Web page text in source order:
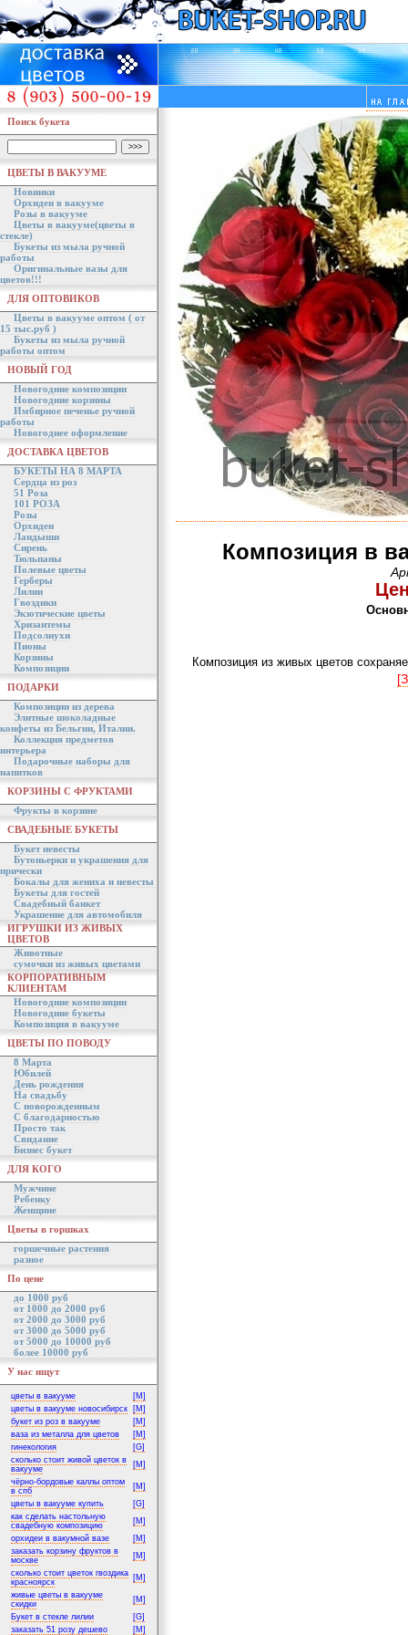
Поиск букета
ЦВЕТЫ В ВАКУУМЕ
Новинки
Орхидеи в вакууме
Розы в вакууме
Цветы в вакууме(цветы в
стекле)
Букеты из мыла ручной
работы
Оригинальные вазы для
цветов!!!
ДЛЯ ОПТОВИКОВ
Цветы в вакууме оптом ( от
15 тыс.руб )
Букеты из мыла ручной
работы оптом
НОВЫЙ ГОД
Новогодние композиции
Новогодние корзины
Имбирное печенье ручной
работы
Новогоднее оформление
ДОСТАВКА ЦВЕТОВ
БУКЕТЫ НА 8 МАРТА
Сердца из роз
51 Роза
101 РОЗА
Розы
Орхидеи
Ландыши
Сирень
Тюльпаны
Полевые цветы
Герберы
Лилии
Гвоздики
Экзотические цветы
Хризантемы
Подсолнухи
Пионы
Корзины
Композиции
ПОДАРКИ
Композиции из дерева
Элитные шоколадные
конфеты из Бельгии, Италии.
Коллекция предметов
интерьера
Подарочные наборы для
напитков
КОРЗИНЫ С ФРУКТАМИ
Фрукты в корзине
СВАДЕБНЫЕ БУКЕТЫ
Букет невесты
Бутоньерки и украшения для
прически
Бокалы для жениха и невесты
Букеты для гостей
Свадебный банкет
Украшение для автомобиля
ИГРУШКИ ИЗ ЖИВЫХ
ЦВЕТОВ
Животные
сумочки из живых цветами
КОРПОРАТИВНЫМ
КЛИЕНТАМ
Новогодние композиции
Новогодние букеты
Композиция в вакууме
ЦВЕТЫ ПО ПОВОДУ
8 Марта
Юбилей
День рождения
На свадьбу
С новорожденным
С благодарностью
Просто так
Свидание
Бизнес букет
ДЛЯ КОГО
Мужчине
Ребенку
Женщине
Цветы в горшках
горшечные растения
разное
По цене
до 1000 руб
от 1000 до 2000 руб
от 2000 до 3000 руб
от 3000 до 5000 руб
от 5000 до 10000 руб
более 10000 руб
У нас ищут
цветы в вакууме
[M]
цветы в вакууме новосибирск
[M]
букет из роз в вакууме
[M]
ваза из металла для цветов
[M]
гинекология
[G]
сколько стоит живой цветок в
вакууме
[M]
чёрно-бордовые каллы оптом
в спб
[M]
цветы в вакууме купить
[G]
как сделать настольную
свадебную композицию
[M]
орхидеи в вакумной вазе
[M]
заказать корзину фруктов в
москве
[M]
сколько стоит цветок гвоздика
красноярск
[M]
живые цветы в вакууме
скидки
[M]
Букет в стекле лилии
[G]
заказать 51 розу дешево
[M]
Композиция в
Композиция из живых цветов